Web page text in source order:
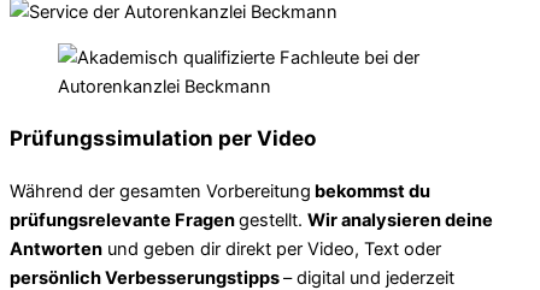
Prüfungssimulation per Video
Während der gesamten Vorbereitung bekommst du
prüfungsrelevante Fragengestellt. Wir analysieren deine
Antworten und geben dir direkt per Video, Text oder
persönlich Verbesserungstipps– digital und jederzeit